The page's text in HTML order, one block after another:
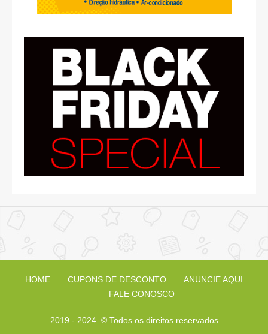
HOME CUPONS DE DESCONTO
ANUNCIE AQUI
FALE CONOSCO
2019 - 2024 © Todos os direitos reservados